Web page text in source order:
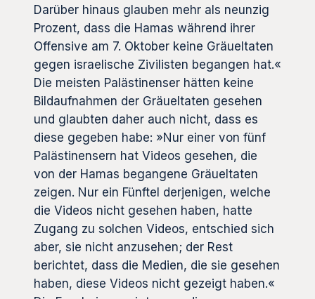
Darüber hinaus glauben mehr als neunzig
Prozent, dass die Hamas während ihrer
Offensive am 7. Oktober keine Gräueltaten
gegen israelische Zivilisten begangen hat.«
Die meisten Palästinenser hätten keine
Bildaufnahmen der Gräueltaten gesehen
und glaubten daher auch nicht, dass es
diese gegeben habe: »Nur einer von fünf
Palästinensern hat Videos gesehen, die
von der Hamas begangene Gräueltaten
zeigen. Nur ein Fünftel derjenigen, welche
die Videos nicht gesehen haben, hatte
Zugang zu solchen Videos, entschied sich
aber, sie nicht anzusehen; der Rest
berichtet, dass die Medien, die sie gesehen
haben, diese Videos nicht gezeigt haben.«